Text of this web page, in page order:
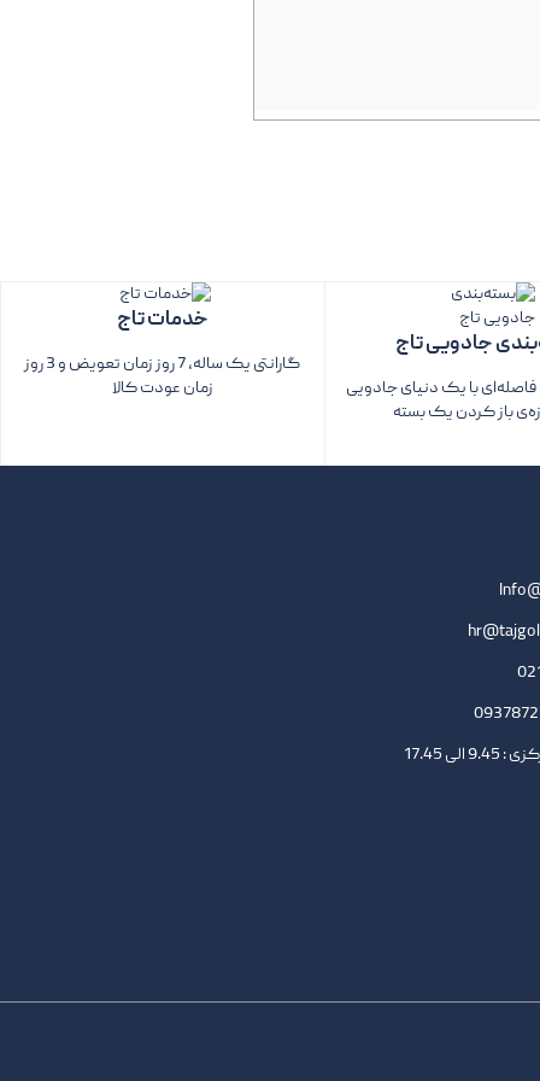
جادویی تاج
با یک دنیای جادویی
باز کردن یک بسته‌
خدمات تاج
گارانتی یک ساله، 7 روز زمان تعویض و 3 روز
زمان عودت کالا
17.45